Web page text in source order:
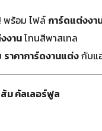
พร้อม ไฟล์ การ์ดแต่งงา
งานโทนสีพาสเทล
ราคาการ์ดงานแต่งกับแ
ม คัลเลอร์ฟูล